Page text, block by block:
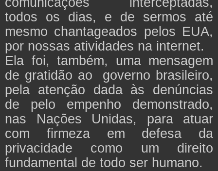
todos os dias, e de sermos até
mesmo chantageados pelos EUA,
por nossas atividades na internet.
Ela foi, também, uma mensagem
de gratidão ao governo brasileiro,
pela atenção dada às denúncias
de pelo empenho demonstrado,
nas Nações Unidas, para atuar
com firmeza em defesa da
privacidade como um direito
fundamental de todo ser humano.